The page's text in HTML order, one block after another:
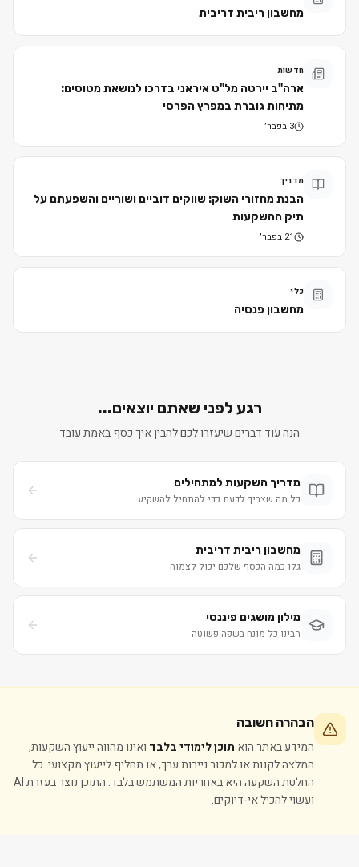
מחשבון ריבית דריבית
חדשות
ארה"ב יירטה מל"ט איראני בדרכו לנושאת מטוסים:
מתיחות גוברת במפרץ הפרסי
3 בפבר׳
מדריך
הבנת מחזורי השוק: שווקים דוביים ושוריים והשפעתם על
תיק ההשקעות
21 בפבר׳
כלי
מחשבון פנסיה
רגע לפני שאתם יוצאים...
הנה עוד דברים שיעזרו לכם להבין איך כסף באמת עובד
מדריך השקעות למתחילים
כל מה שצריך לדעת כדי להתחיל להשקיע
מחשבון ריבית דריבית
גלו כמה הכסף שלכם יכול לצמוח
מילון מושגים פיננסי
הבינו כל מונח בשפה פשוטה
הבהרה חשובה
המידע באתר הוא תוכן לימודי בלבד ואינו מהווה ייעוץ השקעות,
המלצה לקנות או למכור ניירות ערך, או תחליף לייעוץ מקצועי. כל
החלטת השקעה היא באחריות המשתמש בלבד. התוכן נוצר בעזרת AI
ועשוי להכיל אי-דיוקים.